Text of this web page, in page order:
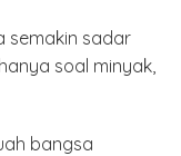
semakin sadar
soal minyak,
bangsa